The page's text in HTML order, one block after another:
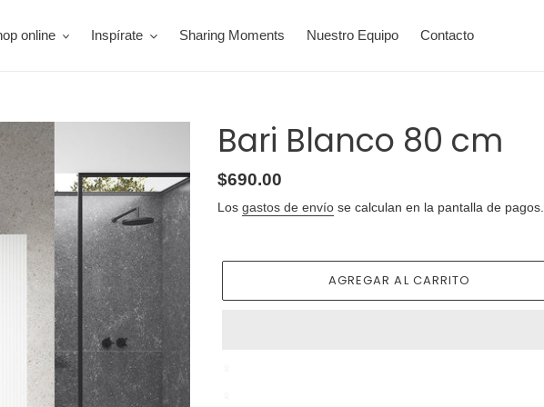
online Inspírate Sharing Moments Nuestro Equipo Contacto
Bari Blanco 80 cm
Precio
habitual
$690.00
Los gastos de envío se calculan en la pantalla de pagos.
AGREGAR AL CARRITO